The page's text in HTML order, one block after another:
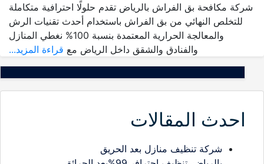
شركة مكافحة بق الفراش بالرياض تقدم حلولًا احترافية متكاملة
للتخلص النهائي من بق الفراش باستخدام أحدث تقنيات الرش
والمعالجة الحرارية المعتمدة بنسبة 100% نغطي المنازل
والفنادق والشقق داخل الرياض مع قراءة المزيد...
احدث المقالات
شركة تنظيف منازل بعد الحريق